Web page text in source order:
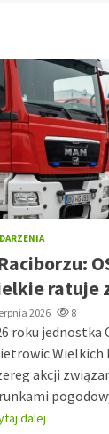
ratuje
2026 8
roku jednostka
Wielkich
akcji
dalej